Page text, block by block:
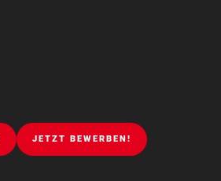
JETZT BEWERBEN!